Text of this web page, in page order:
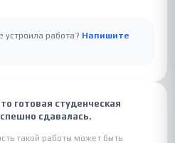
устроила работа? Напишите
готовая студенческая
сдавалась.
такой работы может быть